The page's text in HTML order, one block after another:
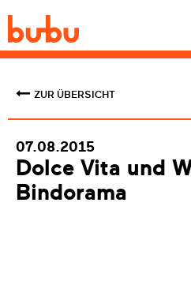
ZUR ÜBERSICHT
07.08.2015
Dolce Vita und
Bindorama